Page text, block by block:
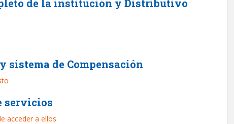
de la institución y Distributivo
sistema de Compensación
servicios
acceder a ellos